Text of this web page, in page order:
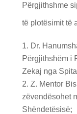
Përgjithshme
të plotësimit të
Dr.
Përgjithshëm i
Zekaj nga
Z. Mentor
zëvendësohet
Shëndetësisë;